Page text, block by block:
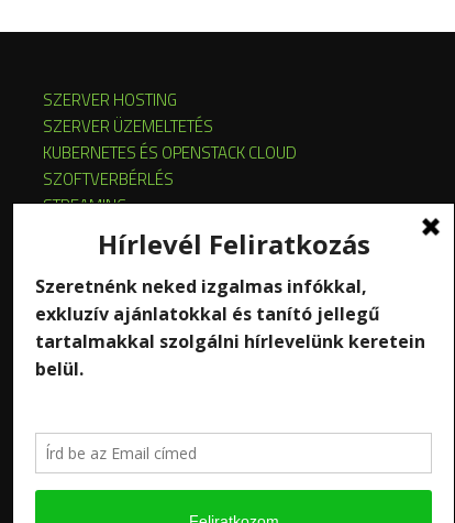
SZERVER HOSTING
SZERVER ÜZEMELTETÉS
KUBERNETES ÉS OPENSTACK CLOUD
SZOFTVERBÉRLÉS
STREAMING